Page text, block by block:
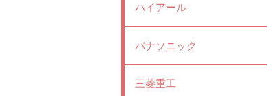
ハイアール
パナソニック
三菱重工